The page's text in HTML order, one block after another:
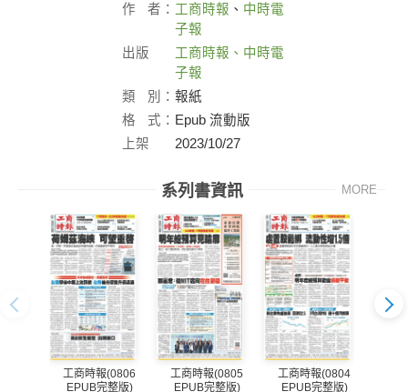
作 者： 工商時報 、 中時電
子報
出版
工商時報、中時電
子報
類
別： 報紙
格
式： Epub 流動版
上架
2023/10/27
系列書資訊 MORE
工商時報(0806
EPUB完整版)
工商時報(0805
EPUB完整版)
工商時報(0804
EPUB完整版)